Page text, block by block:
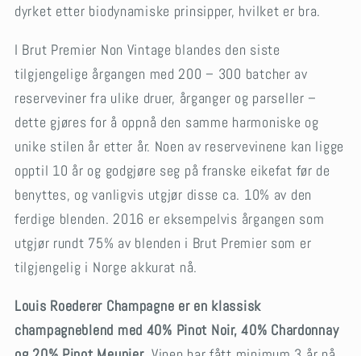
dyrket etter biodynamiske prinsipper, hvilket er bra.
I Brut Premier Non Vintage blandes den siste
tilgjengelige årgangen med 200 – 300 batcher av
reserveviner fra ulike druer, årganger og parseller –
dette gjøres for å oppnå den samme harmoniske og
unike stilen år etter år. Noen av reservevinene kan ligge
opptil 10 år og godgjøre seg på franske eikefat før de
benyttes, og vanligvis utgjør disse ca. 10% av den
ferdige blenden. 2016 er eksempelvis årgangen som
utgjør rundt 75% av blenden i Brut Premier som er
tilgjengelig i Norge akkurat nå.
Louis Roederer Champagne er en klassisk
champagneblend med 40% Pinot Noir, 40% Chardonnay